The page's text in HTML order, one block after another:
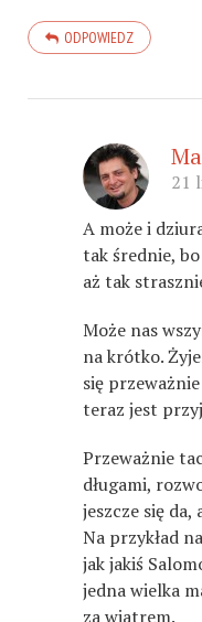
ODPOWIEDZ
21
A może i
tak średnie,
aż tak
Może nas
na krótko.
się
teraz jest
Przeważnie
długami,
jeszcze się
Na przykład
jak jakiś
jedna wielka
za wiatrem.